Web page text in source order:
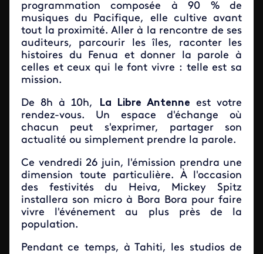
programmation composée à 90 % de
musiques du Pacifique, elle cultive avant
tout la proximité. Aller à la rencontre de ses
auditeurs, parcourir les îles, raconter les
histoires du Fenua et donner la parole à
celles et ceux qui le font vivre : telle est sa
mission.
De 8h à 10h, La Libre Antenne est votre
rendez-vous. Un espace d'échange où
chacun peut s'exprimer, partager son
actualité ou simplement prendre la parole.
Ce vendredi 26 juin, l'émission prendra une
dimension toute particulière. À l'occasion
des festivités du Heiva, Mickey Spitz
installera son micro à Bora Bora pour faire
vivre l'événement au plus près de la
population.
Pendant ce temps, à Tahiti, les studios de